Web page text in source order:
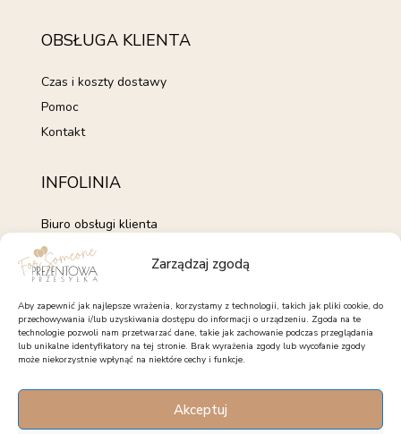
Zarządzaj zgodą
Aby zapewnić jak najlepsze wrażenia, korzystamy z technologii, takich jak pliki cookie, do
przechowywania i/lub uzyskiwania dostępu do informacji o urządzeniu. Zgoda na te
technologie pozwoli nam przetwarzać dane, takie jak zachowanie podczas przeglądania
lub unikalne identyfikatory na tej stronie. Brak wyrażenia zgody lub wycofanie zgody
może niekorzystnie wpłynąć na niektóre cechy i funkcje.
Akceptuj
OBSŁUGA KLIENTA
Czas i koszty dostawy
Pomoc
Kontakt
INFOLINIA
Biuro obsługi klienta
+48 735 843 843
pon. - pt. 7:00 - 15:00
kontakt@forsomeone.pl